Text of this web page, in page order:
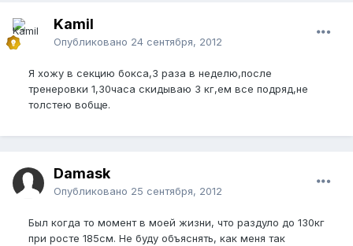
Kamil
Опубликовано 24 сентября, 2012
Я хожу в секцию бокса,3 раза в неделю,после
тренеровки 1,30часа скидываю 3 кг,ем все подряд,не
толстею вобще.
Damask
Опубликовано 25 сентября, 2012
Был когда то момент в моей жизни, что раздуло до 130кг
при росте 185см. Не буду объяснять, как меня так